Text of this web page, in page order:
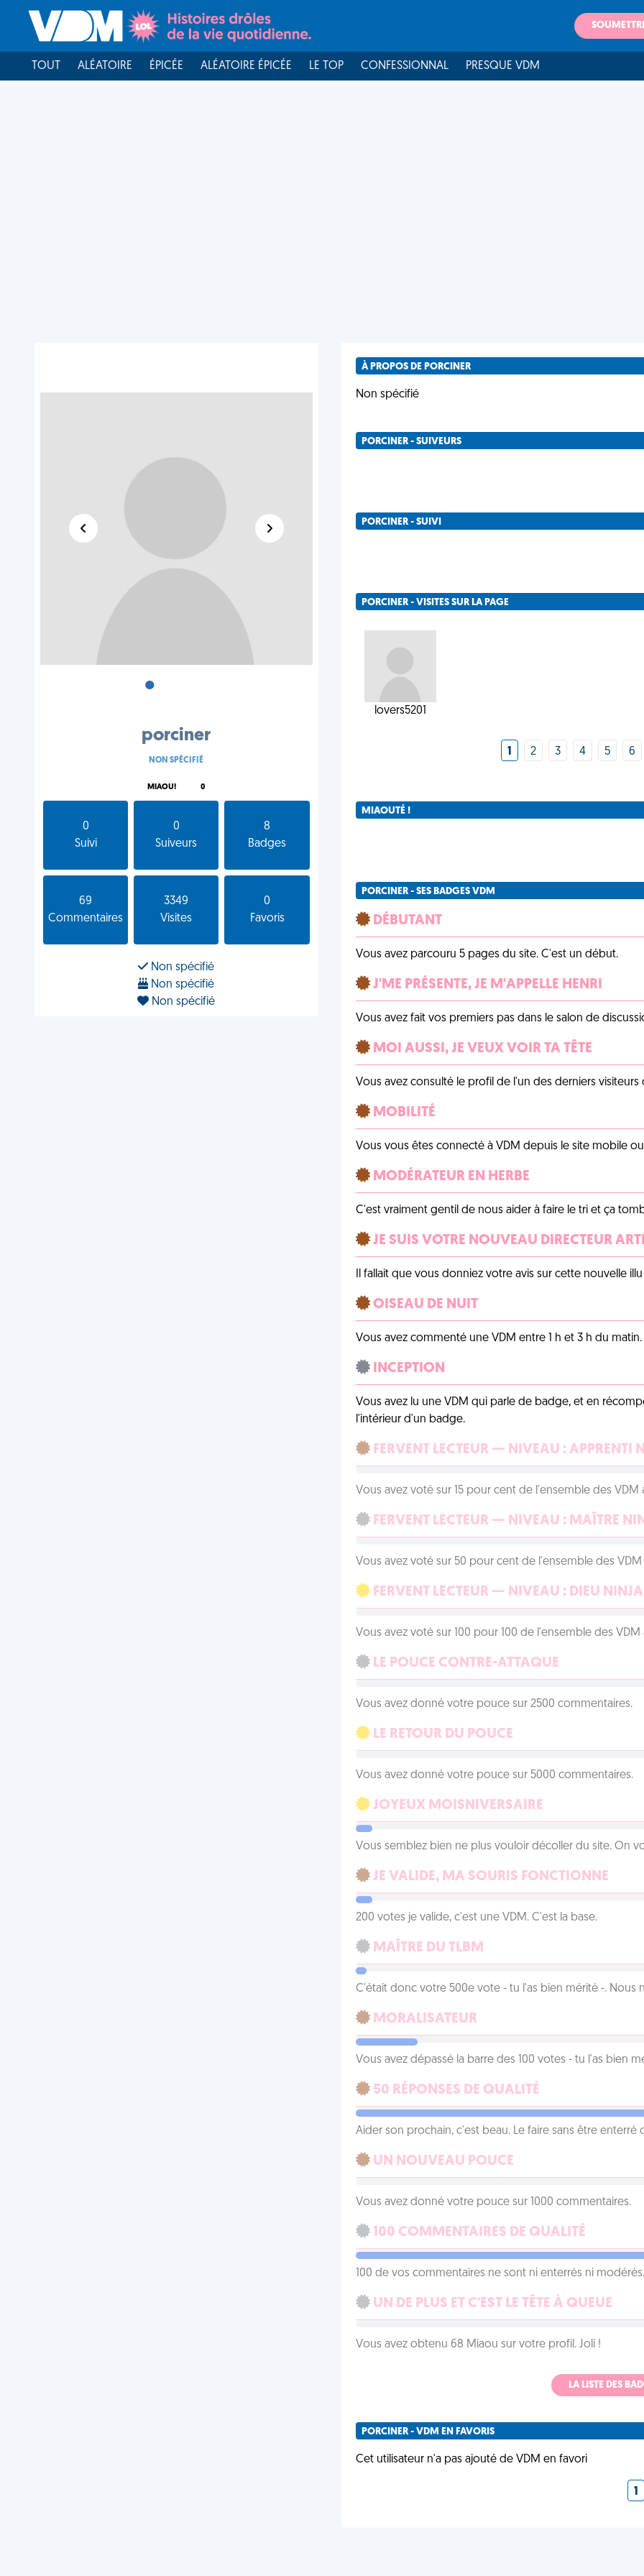
TOUT ALÉATOIRE ÉPICÉE ALÉATOIRE ÉPICÉE LE TOP CONFESSIONNAL PRESQUE VDM
•
porciner
NON SPÉCIFIÉ
MIAOU! 0
0
Suivi
0
Suiveurs
8
Badges
69
Commentaires
3349
Visites
0
Favoris
Non spécifié
Non spécifié
Non spécifié
À PROPOS DE PORCINER
Non spécifié
PORCINER - SUIVEURS
PORCINER - SUIVI
PORCINER - VISITES SUR LA PAGE
lovers5201
1 2 3 4 5 6
MIAOUTÉ !
PORCINER - SES BADGES VDM
DÉBUTANT
Vous avez parcouru 5 pages du site. C'est un début.
J'ME PRÉSENTE, JE M'APPELLE HENRI
Vous avez fait vos premiers pas dans le salon de
MOI AUSSI, JE VEUX VOIR TA TÊTE
Vous avez consulté le profil de l'un des derniers
MOBILITÉ
Vous vous êtes connecté à VDM depuis le site mobile
MODÉRATEUR EN HERBE
C'est vraiment gentil de nous aider à faire le tri et ça
JE SUIS VOTRE NOUVEAU DIRECTEUR
Il fallait que vous donniez votre avis sur cette nouvelle
OISEAU DE NUIT
Vous avez commenté une VDM entre 1 h et 3 h du matin.
INCEPTION
Vous avez lu une VDM qui parle de badge, et en
l'intérieur d'un badge.
FERVENT LECTEUR — NIVEAU : APPRENTI
Vous avez voté sur 15 pour cent de l'ensemble des VDM
FERVENT LECTEUR — NIVEAU : MAÎTRE
Vous avez voté sur 50 pour cent de l'ensemble des VDM
FERVENT LECTEUR — NIVEAU : DIEU NINJA
Vous avez voté sur 100 pour 100 de l'ensemble des VDM
LE POUCE CONTRE-ATTAQUE
Vous avez donné votre pouce sur 2500 commentaires.
LE RETOUR DU POUCE
Vous avez donné votre pouce sur 5000 commentaires.
JOYEUX MOISNIVERSAIRE
Vous semblez bien ne plus vouloir décoller du site. On
JE VALIDE, MA SOURIS FONCTIONNE
200 votes je valide, c'est une VDM. C'est la base.
MAÎTRE DU TLBM
C'était donc votre 500e vote - tu l'as bien mérité -. Nous
MORALISATEUR
Vous avez dépassé la barre des 100 votes - tu l'as bien
50 RÉPONSES DE QUALITÉ
Aider son prochain, c'est beau. Le faire sans être
UN NOUVEAU POUCE
Vous avez donné votre pouce sur 1000 commentaires.
100 COMMENTAIRES DE QUALITÉ
100 de vos commentaires ne sont ni enterrés ni
UN DE PLUS ET C'EST LE TÊTE À QUEUE
Vous avez obtenu 68 Miaou sur votre profil. Joli !
LA LISTE DES
PORCINER - VDM EN FAVORIS
Cet utilisateur n'a pas ajouté de VDM en favori
1